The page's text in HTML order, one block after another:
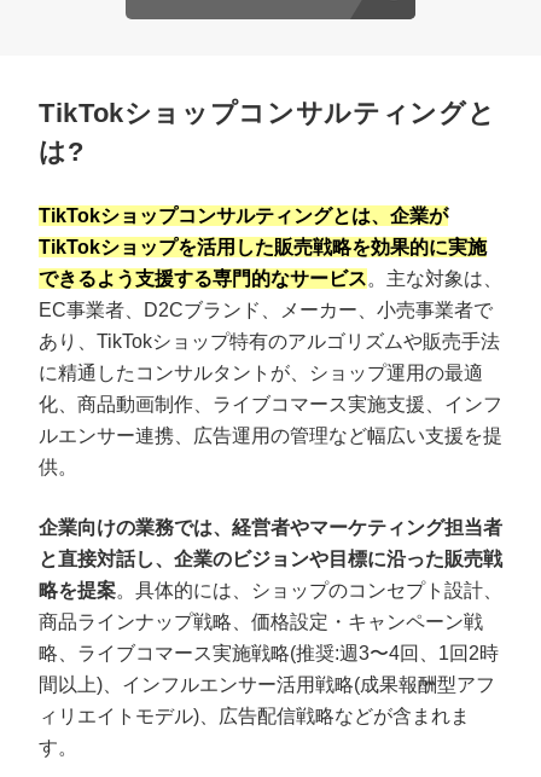
TikTokショップコンサルティングと
は?
TikTokショップコンサルティングとは、企業が
TikTokショップを活用した販売戦略を効果的に実施
できるよう支援する専門的なサービス。主な対象は、
EC事業者、D2Cブランド、メーカー、小売事業者で
あり、TikTokショップ特有のアルゴリズムや販売手法
に精通したコンサルタントが、ショップ運用の最適
化、商品動画制作、ライブコマース実施支援、インフ
ルエンサー連携、広告運用の管理など幅広い支援を提
供。
企業向けの業務では、経営者やマーケティング担当者
と直接対話し、企業のビジョンや目標に沿った販売戦
略を提案。具体的には、ショップのコンセプト設計、
商品ラインナップ戦略、価格設定・キャンペーン戦
略、ライブコマース実施戦略(推奨:週3〜4回、1回2時
間以上)、インフルエンサー活用戦略(成果報酬型アフ
ィリエイトモデル)、広告配信戦略などが含まれま
す。